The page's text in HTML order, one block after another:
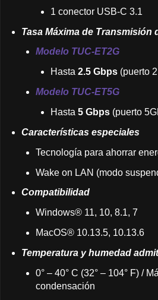
1 conector USB-C 3.1
Tasa Máxima de Transmisión
Modelo TUC-ET2G
Hasta 2.5 Gbps(puerto
Modelo TUC-ET5G
Hasta 5 Gbps(puerto
Características especiales
Tecnología para ahorrar
Wake on LAN (modo
Compatibilidad
Windows® 11, 10, 8.1, 7
MacOS® 10.13.5, 10.13.6
Temperatura y humedad
0° – 40° C (32° – 104° F) /
condensación